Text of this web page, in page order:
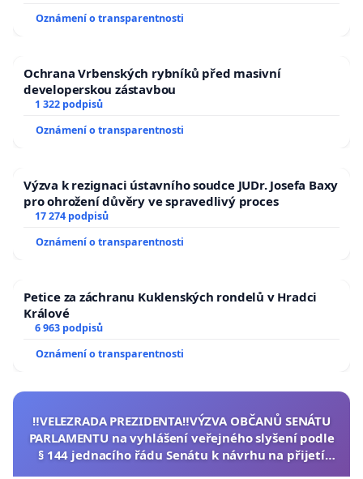
Oznámení o transparentnosti
Ochrana Vrbenských rybníků před masivní
developerskou zástavbou
1 322 podpisů
Oznámení o transparentnosti
Výzva k rezignaci ústavního soudce JUDr. Josefa Baxy
pro ohrožení důvěry ve spravedlivý proces
17 274 podpisů
Oznámení o transparentnosti
Petice za záchranu Kuklenských rondelů v Hradci
Králové
6 963 podpisů
Oznámení o transparentnosti
‼️VELEZRADA PREZIDENTA‼️VÝZVA OBČANŮ SENÁTU
PARLAMENTU na vyhlášení veřejného slyšení podle
§ 144 jednacího řádu Senátu k návrhu na přijetí